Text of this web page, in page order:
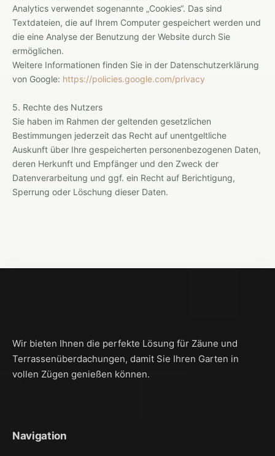
Analytics verwendet sogenannte „Cookies“. Das sind
Textdateien, die auf Ihrem Computer gespeichert werden und
die eine Analyse der Benutzung der Website durch Sie
ermöglichen.
Weitere Informationen finden Sie in der Datenschutzerklärung
von Google: https://policies.google.com/privacy
5. Rechte des Nutzers
Sie haben im Rahmen der geltenden gesetzlichen
Bestimmungen jederzeit das Recht auf unentgeltliche
Auskunft über Ihre gespeicherten personenbezogenen Daten,
deren Herkunft und Empfänger und den Zweck der
Datenverarbeitung und ggf. ein Recht auf Berichtigung,
Sperrung oder Löschung dieser Daten.
Wir bieten Ihnen die perfekte Lösung für Zäune und
Terrassenüberdachungen, damit Sie Ihren Garten in
vollen Zügen genießen können.
Navigation